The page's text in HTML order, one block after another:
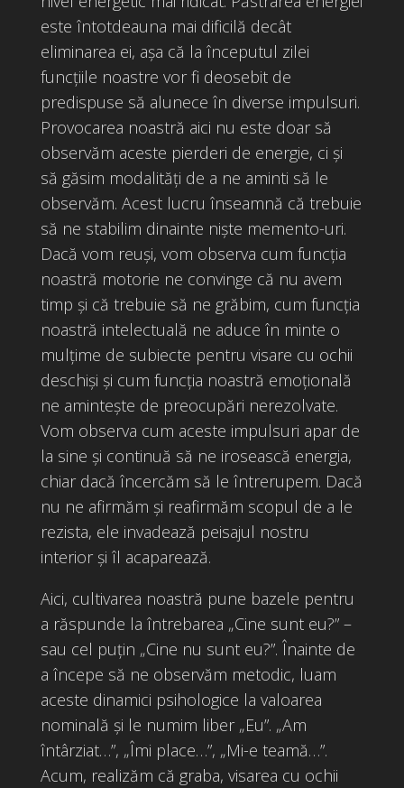
este întotdeauna mai dificilă decât
eliminarea ei, așa că la începutul zilei
funcțiile noastre vor fi deosebit de
predispuse să alunece în diverse impulsuri.
Provocarea noastră aici nu este doar să
observăm aceste pierderi de energie, ci și
să găsim modalități de a ne aminti să le
observăm. Acest lucru înseamnă că trebuie
să ne stabilim dinainte niște memento-uri.
Dacă vom reuși, vom observa cum funcția
noastră motorie ne convinge că nu avem
timp și că trebuie să ne grăbim, cum funcția
noastră intelectuală ne aduce în minte o
mulțime de subiecte pentru visare cu ochii
deschiși și cum funcția noastră emoțională
ne amintește de preocupări nerezolvate.
Vom observa cum aceste impulsuri apar de
la sine și continuă să ne irosească energia,
chiar dacă încercăm să le întrerupem. Dacă
nu ne afirmăm și reafirmăm scopul de a le
rezista, ele invadează peisajul nostru
interior și îl acaparează.
Aici, cultivarea noastră pune bazele pentru
a răspunde la întrebarea „Cine sunt eu?” –
sau cel puțin „Cine nu sunt eu?”. Înainte de
a începe să ne observăm metodic, luam
aceste dinamici psihologice la valoarea
nominală și le numim liber „Eu”. „Am
întârziat…”, „Îmi place…”, „Mi-e teamă…”.
Acum, realizăm că graba, visarea cu ochii